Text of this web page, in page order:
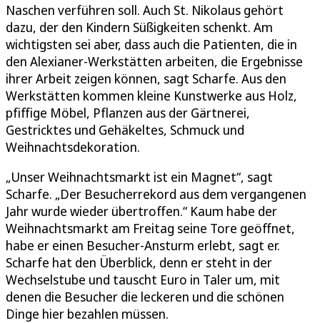
Naschen verführen soll. Auch St. Nikolaus gehört
dazu, der den Kindern Süßigkeiten schenkt. Am
wichtigsten sei aber, dass auch die Patienten, die in
den Alexianer-Werkstätten arbeiten, die Ergebnisse
ihrer Arbeit zeigen können, sagt Scharfe. Aus den
Werkstätten kommen kleine Kunstwerke aus Holz,
pfiffige Möbel, Pflanzen aus der Gärtnerei,
Gestricktes und Gehäkeltes, Schmuck und
Weihnachtsdekoration.
„Unser Weihnachtsmarkt ist ein Magnet“, sagt
Scharfe. „Der Besucherrekord aus dem vergangenen
Jahr wurde wieder übertroffen.“ Kaum habe der
Weihnachtsmarkt am Freitag seine Tore geöffnet,
habe er einen Besucher-Ansturm erlebt, sagt er.
Scharfe hat den Überblick, denn er steht in der
Wechselstube und tauscht Euro in Taler um, mit
denen die Besucher die leckeren und die schönen
Dinge hier bezahlen müssen.